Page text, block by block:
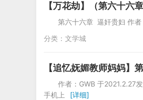
【万花劫】（第六十六
第六十六章 逼奸贵妇 作
分类： 文学城
【追忆妩媚教师妈妈】
作者：GWB 于2021.2.27
手机上
[详细]